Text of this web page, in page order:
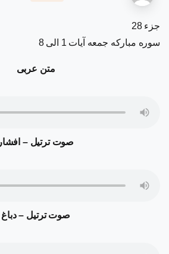
جزء 28
سوره مبارکه جمعه آیات 1 الی 8
متن عربی
صوت ترتیل – افشار
صوت ترتیل – دباغ